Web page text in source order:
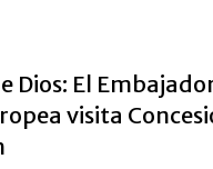
Dios: El
visita